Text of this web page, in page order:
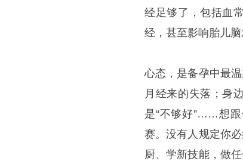
经足够了，包括血
经，甚至影响胎儿
心态，是备孕中最
月经来的失落；身
是“不够好”……想跟
赛。没有人规定你
厨、学新技能，做